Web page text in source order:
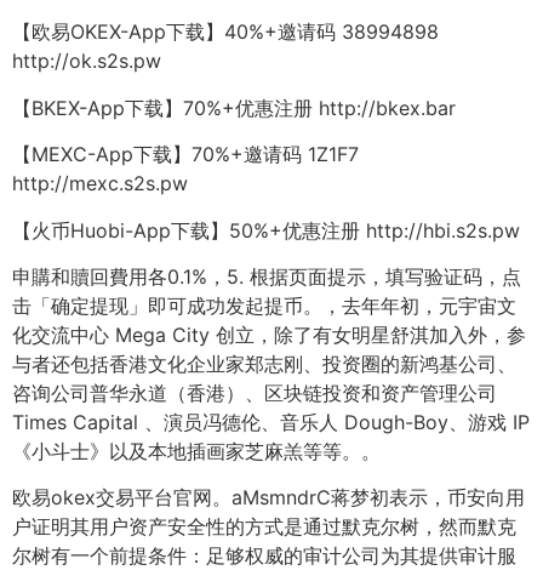
【欧易OKEX-App下载】40%+邀请码 38994898
http://ok.s2s.pw
【BKEX-App下载】70%+优惠注册 http://bkex.bar
【MEXC-App下载】70%+邀请码 1Z1F7
http://mexc.s2s.pw
【火币Huobi-App下载】50%+优惠注册 http://hbi.s2s.pw
申購和贖回費用各0.1%，5. 根据页面提示，填写验证码，点
击「确定提现」即可成功发起提币。，去年年初，元宇宙文
化交流中心 Mega City 创立，除了有女明星舒淇加入外，参
与者还包括香港文化企业家郑志刚、投资圈的新鸿基公司、
咨询公司普华永道（香港）、区块链投资和资产管理公司
Times Capital 、演员冯德伦、音乐人 Dough-Boy、游戏 IP
《小斗士》以及本地插画家芝麻羔等等。。
欧易okex交易平台官网。aMsmndrC蒋梦初表示，币安向用
户证明其用户资产安全性的方式是通过默克尔树，然而默克
尔树有一个前提条件：足够权威的审计公司为其提供审计服